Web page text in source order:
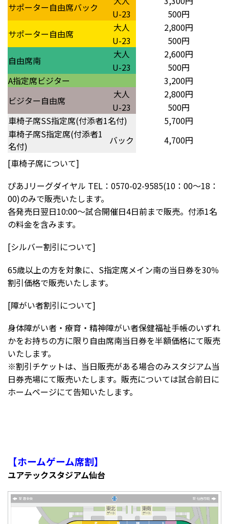
サポーター自由席バック
U-23
500円
サポーター自由席
大人
2,800円
U-23
500円
自由席南
大人
2,600円
U-23
500円
A指定席ビジター
3,200円
ビジター自由席
大人
2,800円
U-23
500円
車椅子席SS指定席(付添者1名付)
5,700円
車椅子席S指定席(付添者1
名付)
バック
4,700円
[車椅子席について]
ぴあJリーグダイヤル TEL：0570-02-9585(10：00〜18：
00)のみで販売いたします。
各発売日翌日10:00～試合開催日4日前まで販売。付添1名
の料金を含みます。
[シルバー割引について]
65歳以上の方を対象に、S指定席メイン南の当日券を30％
割引価格で販売いたします。
[障がい者割引について]
身体障がい者・療育・精神障がい者保健福祉手帳のいずれ
かをお持ちの方に限り自由席南当日券を半額価格にて販売
いたします。
※割引チケットは、当日販売がある場合のみスタジアム当
日券売場にて販売いたします。販売については試合前日に
ホームページにて告知いたします。
【ホームゲーム席割】
ユアテックスタジアム仙台